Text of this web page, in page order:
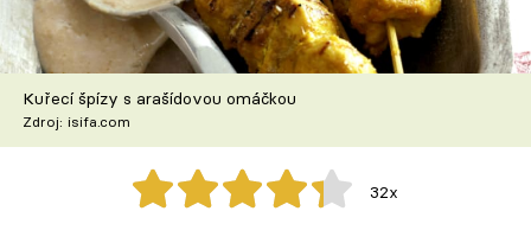
Škola vaření
Recepty z TV
Speciál: Cuketa
Těhotnej kuchař
Kuřecí špízy s arašídovou omáčkou
Zdroj: isifa.com
32x